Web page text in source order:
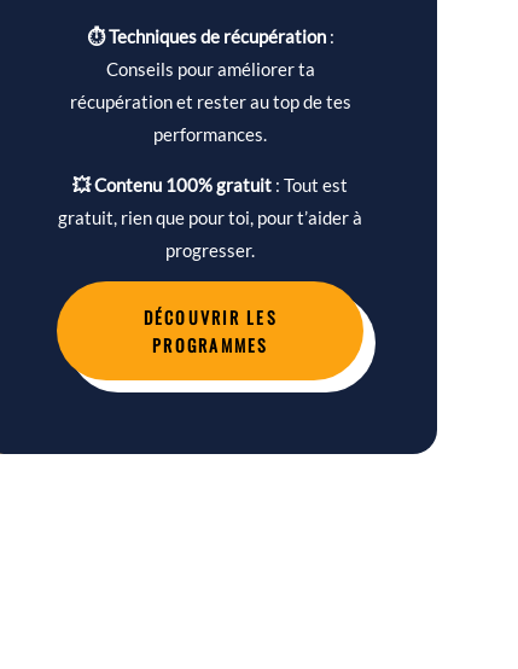
⏱ Techniques de récupération :
Conseils pour améliorer ta
récupération et rester au top de tes
performances.
💥 Contenu 100% gratuit : Tout est
gratuit, rien que pour toi, pour t’aider à
progresser.
DÉCOUVRIR LES
PROGRAMMES